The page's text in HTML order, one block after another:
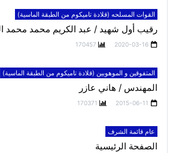
القوات المسلحه (قلادة تاميكوم من الطبقة الماسية)
رقيب أول شهيد / عبد الكريم محمد محمد
2020-03-16
170457
المتفوقين و الموهوبين (قلادة تاميكوم من الطبقة الماسية)
المهندس / هاني عازر
2015-06-11
170371
عام قائمة الشرف
الصفحة الرئيسية